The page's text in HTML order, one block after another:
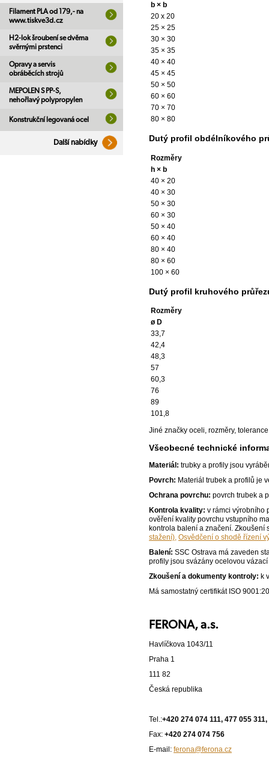
Filament PLA od 179,- na
www.tiskve3d.cz
H2-lok šroubení se dvěma
svěrnými prstenci
Opravy a servis
obráběcích strojů
MEPOLEN S PP-S,
nehořlavý polypropylen
Konstrukční legovaná ocel
Další nabídky
b × b
20 x 20
25 × 25
30 × 30
35 × 35
40 × 40
45 × 45
50 × 50
60 × 60
70 × 70
80 × 80
Dutý profil obdélníkového
Rozměry
h × b
40 × 20
40 × 30
50 × 30
60 × 30
50 × 40
60 × 40
80 × 40
80 × 60
100 × 60
Dutý profil kruhového
Rozměry
ø D
33,7
42,4
48,3
57
60,3
76
89
101,8
Jiné značky oceli, rozměry,
Všeobecné technické
Materiál: trubky a profily jsou
Povrch: Materiál trubek a profilů je
Ochrana povrchu: povrch trubek a
Kontrola kvality: v rámci výrobního
ověření kvality povrchu vstupního
kontrola balení a značení. Zkoušení
stažení), Osvědčení o shodě řízení
Balení: SSC Ostrava má zaveden
profily jsou svázány ocelovou
Zkoušení a dokumenty kontroly: k
Má samostatný certifikát ISO
FERONA, a.s.
Havlíčkova 1043/11
Praha 1
111 82
Česká republika
Tel.:+420 274 074 111, 477 055
Fax: +420 274 074 756
E-mail: ferona@ferona.cz